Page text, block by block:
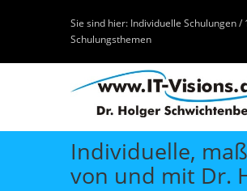
Sie sind hier: Individuelle Schulungen /
Schulungsthemen
Individuelle,
von und mit Dr.